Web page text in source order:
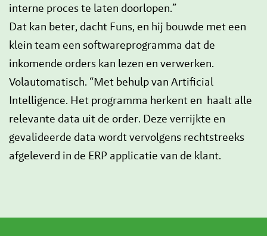
interne proces te laten doorlopen.”
Dat kan beter, dacht Funs, en hij bouwde met een
klein team een softwareprogramma dat de
inkomende orders kan lezen en verwerken.
Volautomatisch. “Met behulp van Artificial
Intelligence. Het programma herkent en haalt alle
relevante data uit de order. Deze verrijkte en
gevalideerde data wordt vervolgens rechtstreeks
afgeleverd in de ERP applicatie van de klant.